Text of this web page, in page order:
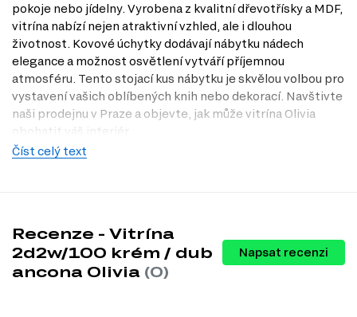
pokoje nebo jídelny. Vyrobena z kvalitní dřevotřísky a MDF,
vitrína nabízí nejen atraktivní vzhled, ale i dlouhou
životnost. Kovové úchytky dodávají nábytku nádech
elegance a možnost osvětlení vytváří příjemnou
atmosféru. Tento stojací kus nábytku je skvělou volbou pro
vystavení vašich oblíbených knih nebo dekorací. Navštivte
naši prodejnu v Praze a objevte, jak může vitrína Olivia
obohatit váš interiér.
Charakteristiky, vlastnosti a výhody
snadnou údržbu, což znamená, že vitrína vydrží i při každodenním
Kovové úchytky.Tyto úchytky nejenže vypadají stylově, ale také
zajišťují pohodlné otevírání a zavírání dvířek.
Číst celý text
Recenze - Vitrína
2d2w/100 krém / dub
ancona Olivia (0)
Napsat recenzi